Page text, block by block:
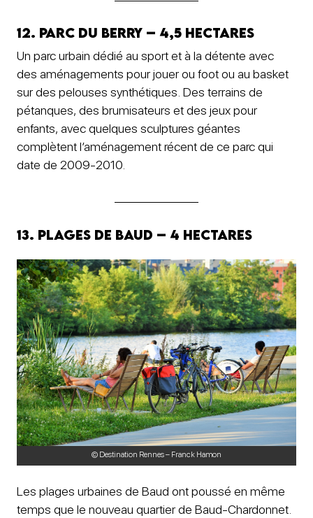
12. Parc du Berry – 4,5 hectares
Un parc urbain dédié au sport et à la détente avec
des aménagements pour jouer ou foot ou au basket
sur des pelouses synthétiques. Des terrains de
pétanques, des brumisateurs et des jeux pour
enfants, avec quelques sculptures géantes
complètent l’aménagement récent de ce parc qui
date de 2009-2010.
13. Plages de Baud – 4 hectares
© Destination Rennes – Franck Hamon
Les plages urbaines de Baud ont poussé en même
temps que le nouveau quartier de Baud-Chardonnet.